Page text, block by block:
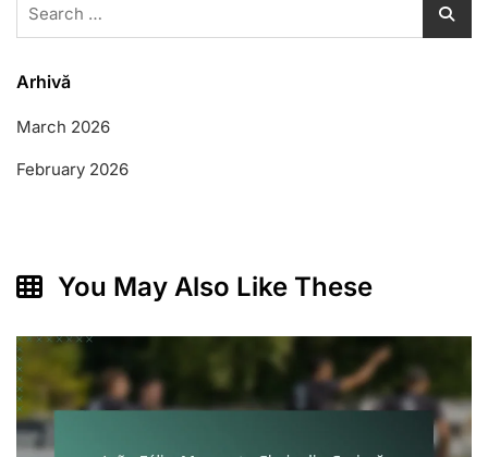
Arhivă
March 2026
February 2026
You May Also Like These